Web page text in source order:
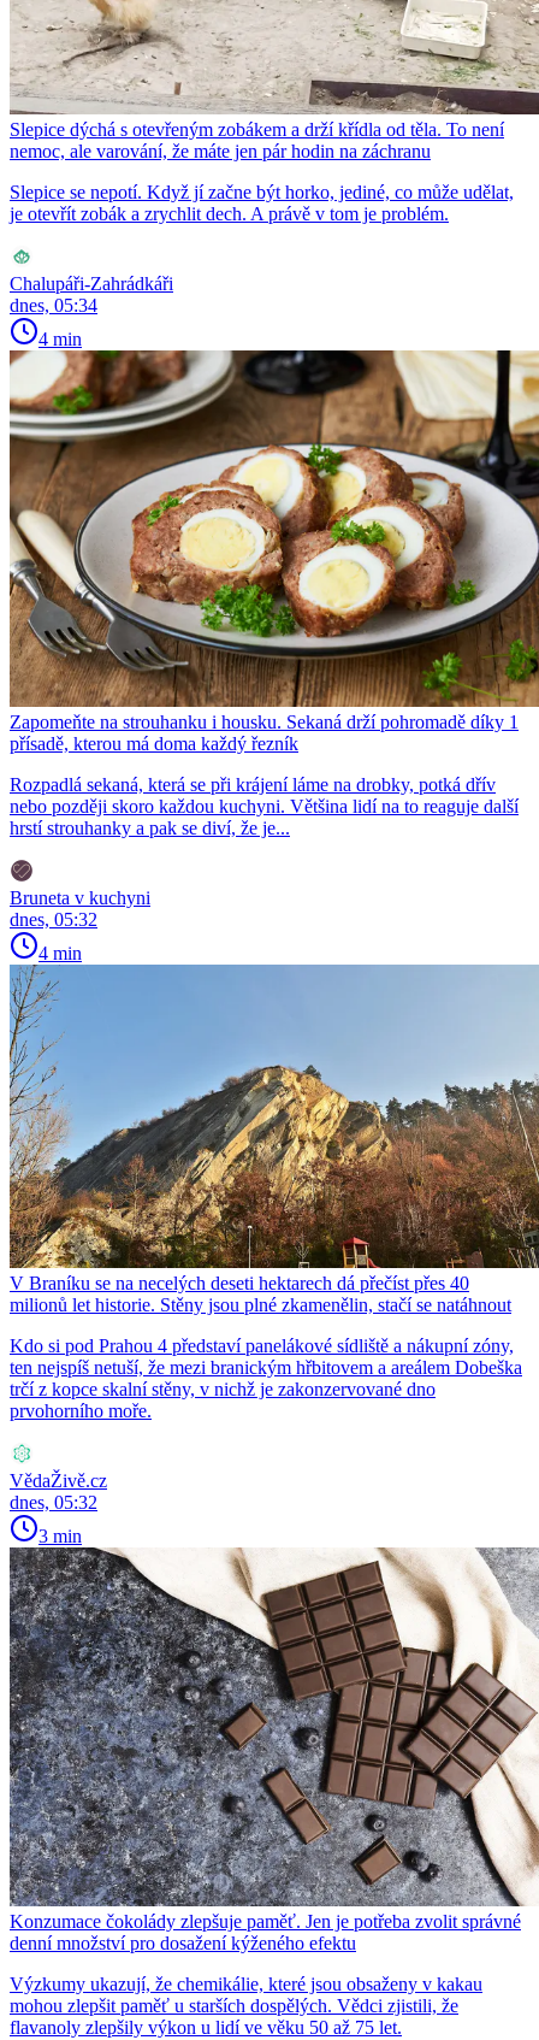
Slepice dýchá s otevřeným zobákem a drží křídla od těla. To není
nemoc, ale varování, že máte jen pár hodin na záchranu
Slepice se nepotí. Když jí začne být horko, jediné, co může udělat,
je otevřít zobák a zrychlit dech. A právě v tom je problém.
Chalupáři-Zahrádkáři
dnes, 05:34
4 min
Zapomeňte na strouhanku i housku. Sekaná drží pohromadě díky 1
přísadě, kterou má doma každý řezník
Rozpadlá sekaná, která se při krájení láme na drobky, potká dřív
nebo později skoro každou kuchyni. Většina lidí na to reaguje další
hrstí strouhanky a pak se diví, že je...
Bruneta v kuchyni
dnes, 05:32
4 min
V Braníku se na necelých deseti hektarech dá přečíst přes 40
milionů let historie. Stěny jsou plné zkamenělin, stačí se natáhnout
Kdo si pod Prahou 4 představí panelákové sídliště a nákupní zóny,
ten nejspíš netuší, že mezi branickým hřbitovem a areálem Dobeška
trčí z kopce skalní stěny, v nichž je zakonzervované dno
prvohorního moře.
VědaŽivě.cz
dnes, 05:32
3 min
Konzumace čokolády zlepšuje paměť. Jen je potřeba zvolit správné
denní množství pro dosažení kýženého efektu
Výzkumy ukazují, že chemikálie, které jsou obsaženy v kakau
mohou zlepšit paměť u starších dospělých. Vědci zjistili, že
flavanoly zlepšily výkon u lidí ve věku 50 až 75 let.